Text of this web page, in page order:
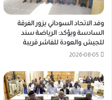
وفد الاتحاد السوداني يزور الفرقة
السادسة ويؤكد: الرياضة سند
للجيش والعودة للفاشر قريبة
2026-08-05